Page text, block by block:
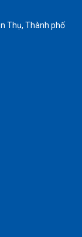
Thụ, Thành phố